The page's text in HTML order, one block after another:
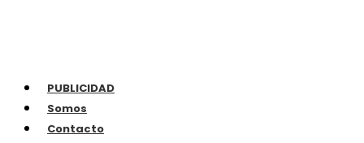
PUBLICIDAD
Somos
Contacto